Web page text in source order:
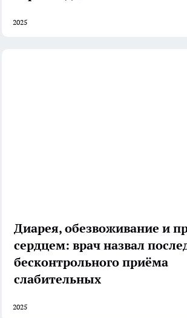
2025
Диарея, обезвоживание и
сердцем: врач назвал
бесконтрольного приёма
слабительных
2025